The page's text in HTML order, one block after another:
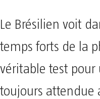
Le Brésilien voit
temps forts de la
véritable test pour
toujours attendue